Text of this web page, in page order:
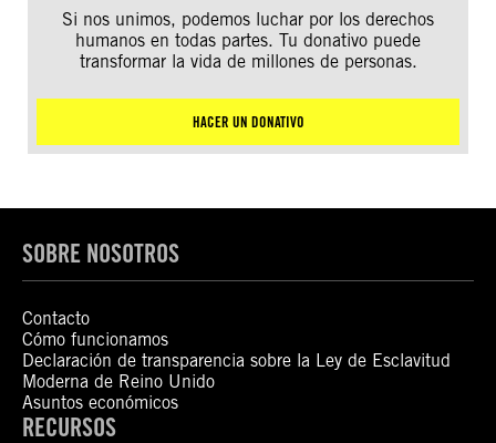
Si nos unimos, podemos luchar por los derechos
humanos en todas partes. Tu donativo puede
transformar la vida de millones de personas.
HACER UN DONATIVO
SOBRE NOSOTROS
Contacto
Cómo funcionamos
Declaración de transparencia sobre la Ley de Esclavitud
Moderna de Reino Unido
Asuntos económicos
RECURSOS